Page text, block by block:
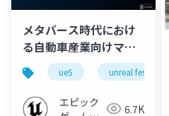
メタバース時代におけ
る自動車産業向けマー
ケティングソリューシ
ョン【UNREAL FEST
WEST ’22】
ue5 unreal fest
エピック
6.7K